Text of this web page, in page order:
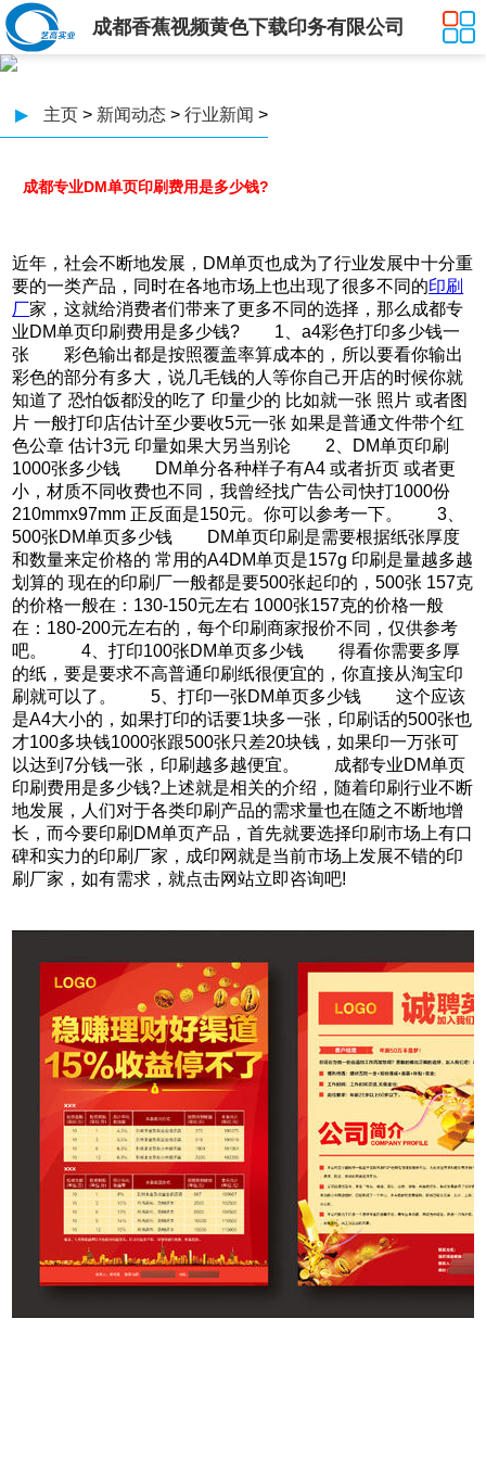
成都香蕉视频黄色下载印务有限公司
▶ 主页 > 新闻动态 > 行业新闻 >
成都专业DM单页印刷费用是多少钱?
近年，社会不断地发展，DM单页也成为了行业发展中十分重
要的一类产品，同时在各地市场上也出现了很多不同的印刷
厂家，这就给消费者们带来了更多不同的选择，那么成都专
业DM单页印刷费用是多少钱? 1、a4彩色打印多少钱一
张 彩色输出都是按照覆盖率算成本的，所以要看你输出
彩色的部分有多大，说几毛钱的人等你自己开店的时候你就
知道了 恐怕饭都没的吃了 印量少的 比如就一张 照片 或者图
片 一般打印店估计至少要收5元一张 如果是普通文件带个红
色公章 估计3元 印量如果大另当别论 2、DM单页印刷
1000张多少钱 DM单分各种样子有A4 或者折页 或者更
小，材质不同收费也不同，我曾经找广告公司快打1000份
210mmx97mm 正反面是150元。你可以参考一下。 3、
500张DM单页多少钱 DM单页印刷是需要根据纸张厚度
和数量来定价格的 常用的A4DM单页是157g 印刷是量越多越
划算的 现在的印刷厂一般都是要500张起印的，500张 157克
的价格一般在：130-150元左右 1000张157克的价格一般
在：180-200元左右的，每个印刷商家报价不同，仅供参考
吧。 4、打印100张DM单页多少钱 得看你需要多厚
的纸，要是要求不高普通印刷纸很便宜的，你直接从淘宝印
刷就可以了。 5、打印一张DM单页多少钱 这个应该
是A4大小的，如果打印的话要1块多一张，印刷话的500张也
才100多块钱1000张跟500张只差20块钱，如果印一万张可
以达到7分钱一张，印刷越多越便宜。 成都专业DM单页
印刷费用是多少钱?上述就是相关的介绍，随着印刷行业不断
地发展，人们对于各类印刷产品的需求量也在随之不断地增
长，而今要印刷DM单页产品，首先就要选择印刷市场上有口
碑和实力的印刷厂家，成印网就是当前市场上发展不错的印
刷厂家，如有需求，就点击网站立即咨询吧!